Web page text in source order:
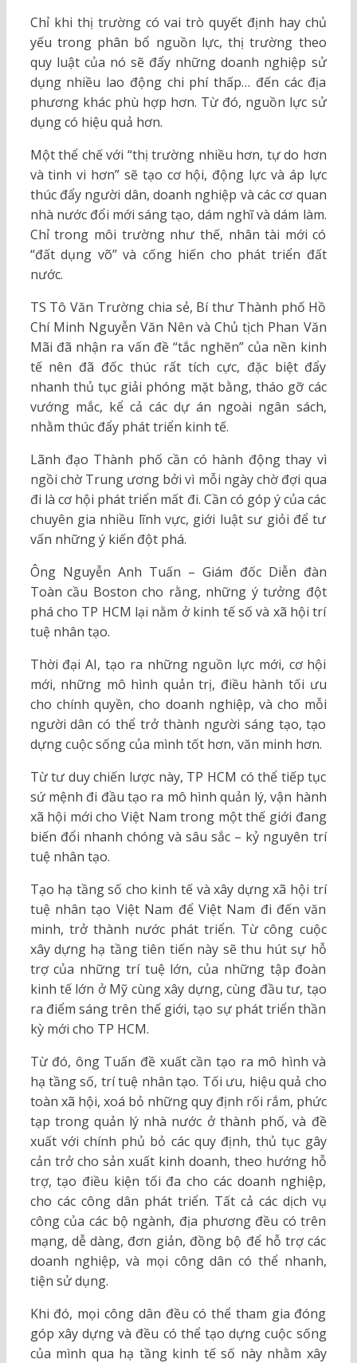
Chỉ khi thị trường có vai trò quyết định hay chủ
yếu trong phân bổ nguồn lực, thị trường theo
quy luật của nó sẽ đẩy những doanh nghiệp sử
dụng nhiều lao động chi phí thấp… đến các địa
phương khác phù hợp hơn. Từ đó, nguồn lực sử
dụng có hiệu quả hơn.
Một thể chế với “thị trường nhiều hơn, tự do hơn
và tinh vi hơn” sẽ tạo cơ hội, động lực và áp lực
thúc đẩy người dân, doanh nghiệp và các cơ quan
nhà nước đổi mới sáng tạo, dám nghĩ và dám làm.
Chỉ trong môi trường như thế, nhân tài mới có
“đất dụng võ” và cống hiến cho phát triển đất
nước.
TS Tô Văn Trường chia sẻ, Bí thư Thành phố Hồ
Chí Minh Nguyễn Văn Nên và Chủ tịch Phan Văn
Mãi đã nhận ra vấn đề “tắc nghẽn” của nền kinh
tế nên đã đốc thúc rất tích cực, đặc biệt đẩy
nhanh thủ tục giải phóng mặt bằng, tháo gỡ các
vướng mắc, kể cả các dự án ngoài ngân sách,
nhằm thúc đẩy phát triển kinh tế.
Lãnh đạo Thành phố cần có hành động thay vì
ngồi chờ Trung ương bởi vì mỗi ngày chờ đợi qua
đi là cơ hội phát triển mất đi. Cần có góp ý của các
chuyên gia nhiều lĩnh vực, giới luật sư giỏi để tư
vấn những ý kiến đột phá.
Ông Nguyễn Anh Tuấn – Giám đốc Diễn đàn
Toàn cầu Boston cho rằng, những ý tưởng đột
phá cho TP HCM lại nằm ở kinh tế số và xã hội trí
tuệ nhân tạo.
Thời đại AI, tạo ra những nguồn lực mới, cơ hội
mới, những mô hình quản trị, điều hành tối ưu
cho chính quyền, cho doanh nghiệp, và cho mỗi
người dân có thể trở thành người sáng tạo, tạo
dựng cuộc sống của mình tốt hơn, văn minh hơn.
Từ tư duy chiến lược này, TP HCM có thể tiếp tục
sứ mệnh đi đầu tạo ra mô hình quản lý, vận hành
xã hội mới cho Việt Nam trong một thế giới đang
biến đổi nhanh chóng và sâu sắc – kỷ nguyên trí
tuệ nhân tạo.
Tạo hạ tầng số cho kinh tế và xây dựng xã hội trí
tuệ nhân tạo Việt Nam để Việt Nam đi đến văn
minh, trở thành nước phát triển. Từ công cuộc
xây dựng hạ tầng tiên tiến này sẽ thu hút sự hỗ
trợ của những trí tuệ lớn, của những tập đoàn
kinh tế lớn ở Mỹ cùng xây dựng, cùng đầu tư, tạo
ra điểm sáng trên thế giới, tạo sự phát triển thần
kỳ mới cho TP HCM.
Từ đó, ông Tuấn đề xuất cần tạo ra mô hình và
hạ tầng số, trí tuệ nhân tạo. Tối ưu, hiệu quả cho
toàn xã hội, xoá bỏ những quy định rối rắm, phức
tạp trong quản lý nhà nước ở thành phố, và đề
xuất với chính phủ bỏ các quy định, thủ tục gây
cản trở cho sản xuất kinh doanh, theo hướng hỗ
trợ, tạo điều kiện tối đa cho các doanh nghiệp,
cho các công dân phát triển. Tất cả các dịch vụ
công của các bộ ngành, địa phương đều có trên
mạng, dễ dàng, đơn giản, đồng bộ để hỗ trợ các
doanh nghiệp, và mọi công dân có thể nhanh,
tiện sử dụng.
Khi đó, mọi công dân đều có thể tham gia đóng
góp xây dựng và đều có thể tạo dựng cuộc sống
của mình qua hạ tầng kinh tế số này nhằm xây